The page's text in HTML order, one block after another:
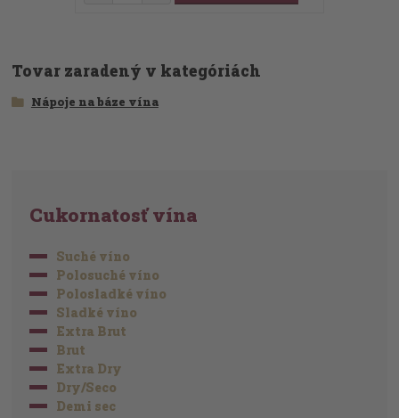
Tovar zaradený v kategóriách
Nápoje na báze vína
Cukornatosť vína
Suché víno
Polosuché víno
Polosladké víno
Sladké víno
Extra Brut
Brut
Extra Dry
Dry/Seco
Demi sec